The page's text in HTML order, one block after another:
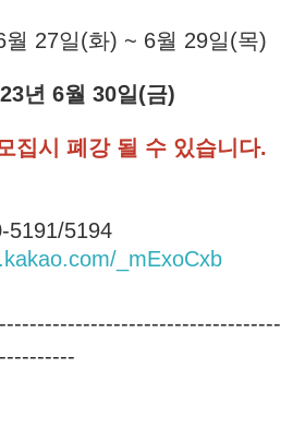
월 27일(화) ~ 6월 29일(목)
23년 6월 30일(금)
집시 폐강 될 수 있습니다.
5191/5194
_mExoCxb